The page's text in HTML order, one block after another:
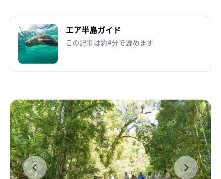
エア半島ガイド
この記事は約4分で読めます